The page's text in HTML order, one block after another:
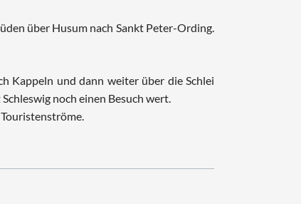
über Husum nach Sankt Peter-Ording.
Kappeln und dann weiter über die Schlei
noch einen Besuch wert.